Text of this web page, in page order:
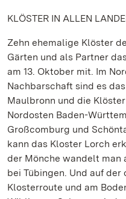
KLÖSTER IN ALLEN
Zehn ehemalige Klöster
Gärten und als Partner
am 13. Oktober mit. Im
Nachbarschaft sind es
Maulbronn und die
Nordosten Baden-
Großcomburg und
kann das Kloster Lorch
der Mönche wandelt man
bei Tübingen. Und auf
Klosterroute und am